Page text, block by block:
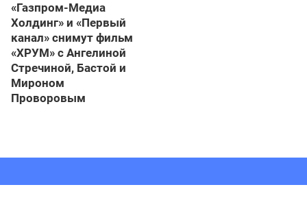
«Газпром-Медиа
Холдинг» и «Первый
канал» снимут фильм
«ХРУМ» с Ангелиной
Стречиной, Бастой и
Мироном
Проворовым